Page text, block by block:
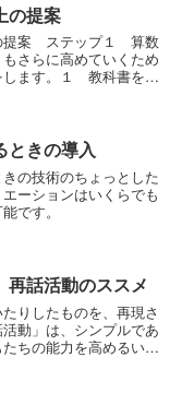
の提案
提案 ステップ１ 算数
さらに高めていくため
します。１ 教科書を使
教材研究に...
ときの導入
の技術のちょっとした
ーションはいくらでも
です。
話活動のススメ
りしたものを、再現さ
動」は、シンプルであ
ちの能力を高めるいい